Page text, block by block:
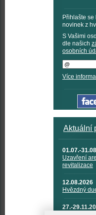
Přihlašte se
novinek z
S Vašimi
dle našich
osobních
Více
Aktuální
01.07.-
Uzavření
revitalizace
12.08.2026
Hvězdný
27.-